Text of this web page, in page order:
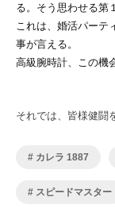
る。そう思わせる第
これは、婚活パーテ
事が言える。
高級腕時計、この機
それでは、皆様健闘
カレラ 1887
スピードマスター